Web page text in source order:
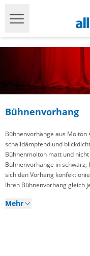
Bühnenvorhang
Bühnenvorhänge aus Molton
schalldämpfend und
Bühnenmolton matt und
Bühnenvorhänge in
sich den Vorhang
Ihren Bühnenvorhang gleich
Mehr